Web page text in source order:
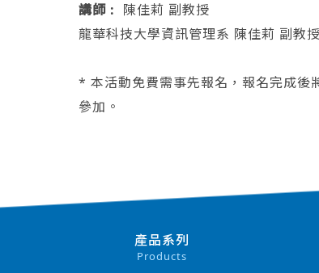
講師 : 陳佳莉 副教授
龍華科技大學資訊管理系 陳佳莉 副教授
* 本活動免費需事先報名，報名完成後
參加。
產品系列
Products